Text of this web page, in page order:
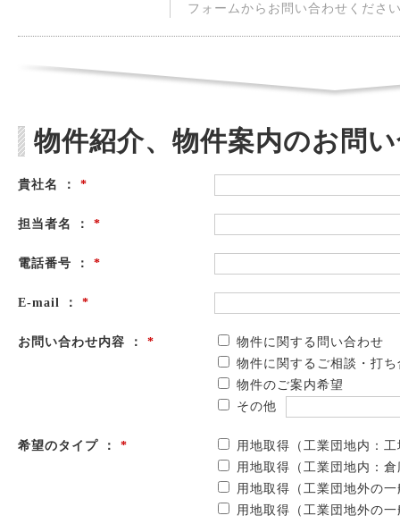
フォームからお問い合わせくださ
物件紹介、物件案内のお問
貴社名 ： *
担当者名 ： *
電話番号 ： *
E-mail ： *
お問い合わせ内容 ： *
物件に関する問い合わせ
物件に関するご相談・打
物件のご案内希望
その他
希望のタイプ ： *
用地取得（工業団地内：工
用地取得（工業団地内：倉
用地取得（工業団地外の
用地取得（工業団地外の